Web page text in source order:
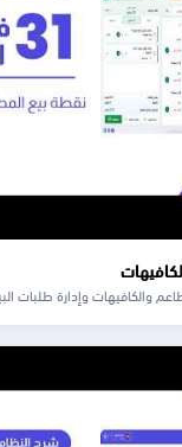
والكافيهات وإدارة طلبات